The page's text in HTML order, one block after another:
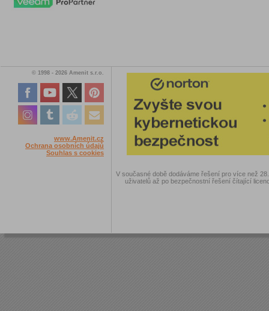
© 1998 - 2026 Amenit s.r.o.
www.Amenit.cz
Ochrana osobních údajů
Souhlas s cookies
V současné době dodáváme řešení pro více než
uživatelů až po bezpečnostní řešení čítající